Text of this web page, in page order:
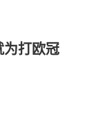
打欧冠